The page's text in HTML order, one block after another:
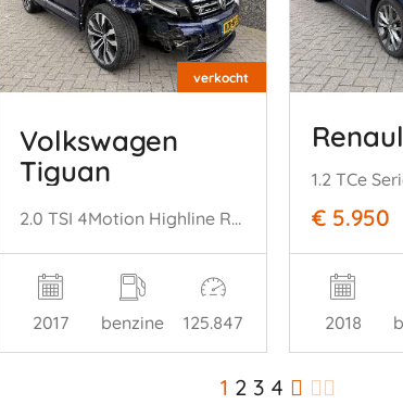
verkocht
Volkswagen
Tiguan
2.0 TSI 4Motion Highline R-Line
2017 benzine 125.847
€ 5.950
2018
1 2 3 4